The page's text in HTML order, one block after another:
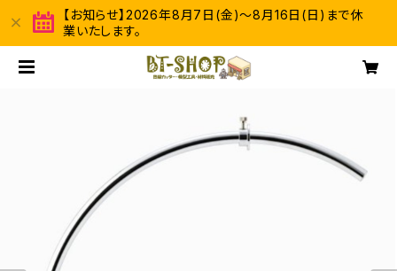
【お知らせ】2026年8月7日(金)～8月16日(日)まで休
業いたします。